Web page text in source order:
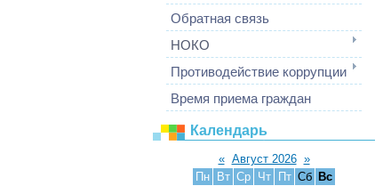
Обратная связь
НОКО
Противодействие коррупции
Время приема граждан
Календарь
« Август 2026 »
Пн Вт Ср Чт Пт Сб Вс